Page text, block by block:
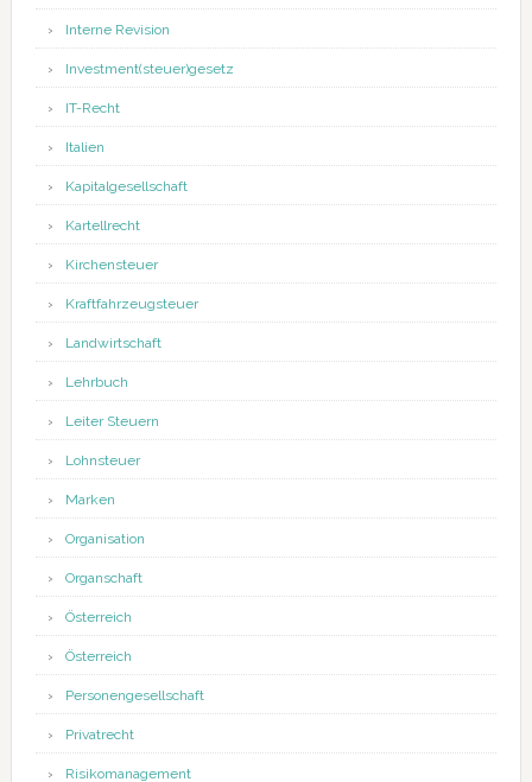
Interne Revision
Investment(steuer)gesetz
IT-Recht
Italien
Kapitalgesellschaft
Kartellrecht
Kirchensteuer
Kraftfahrzeugsteuer
Landwirtschaft
Lehrbuch
Leiter Steuern
Lohnsteuer
Marken
Organisation
Organschaft
Österreich
Österreich
Personengesellschaft
Privatrecht
Risikomanagement